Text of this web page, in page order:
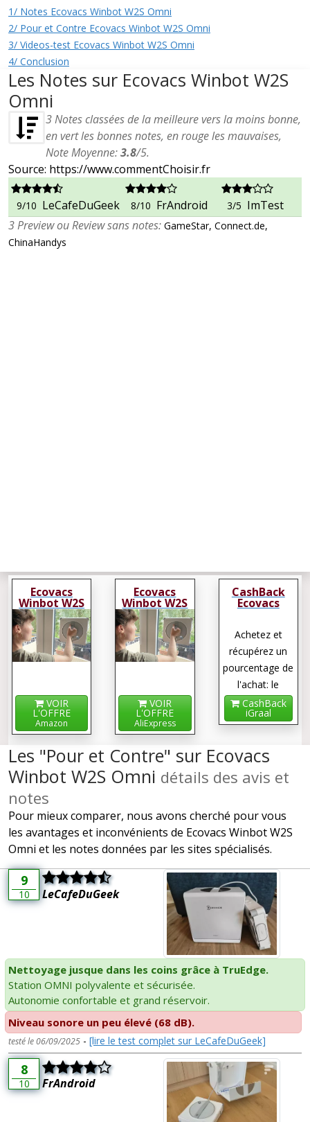
1/ Notes Ecovacs Winbot W2S Omni
2/ Pour et Contre Ecovacs Winbot W2S Omni
3/ Videos-test Ecovacs Winbot W2S Omni
4/ Conclusion
Les Notes sur Ecovacs Winbot W2S
Omni
3Notes classées de la meilleure vers la moins bonne,
en vert les bonnes notes, en rouge les mauvaises,
Note Moyenne:3.8/5.
Source: https://www.commentChoisir.fr
9/10 LeCafeDuGeek 8/10 FrAndroid 3/5 ImTest
3 Preview ou Review sans notes: GameStar, Connect.de,
ChinaHandys
Ecovacs
Winbot W2S
Omni
VOIR
L'OFFRE
Amazon
Ecovacs
Winbot W2S
Omni
VOIR
L'OFFRE
AliExpress
CashBack
Ecovacs
Achetez et
récupérez un
pourcentage de
l'achat: le
cashback !
CashBack
iGraal
Les "Pour et Contre" sur Ecovacs
Winbot W2S Omni détails des avis et
notes
Pour mieux comparer, nous avons cherché pour vous
les avantages et inconvénients de Ecovacs Winbot W2S
Omni et les notes données par les sites spécialisés.
9
10 LeCafeDuGeek
Nettoyage jusque dans les coins grâce à TruEdge.
Station OMNI polyvalente et sécurisée.
Autonomie confortable et grand réservoir.
Niveau sonore un peu élevé (68 dB).
testé le 06/09/2025 - [lire le test complet sur LeCafeDuGeek]
8
10 FrAndroid